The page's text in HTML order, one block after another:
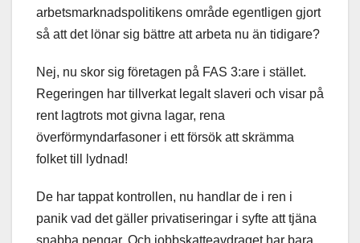
arbetsmarknadspolitikens område egentligen gjort
så att det lönar sig bättre att arbeta nu än tidigare?
Nej, nu skor sig företagen på FAS 3:are i stället.
Regeringen har tillverkat legalt slaveri och visar på
rent lagtrots mot givna lagar, rena
överförmyndarfasoner i ett försök att skrämma
folket till lydnad!
De har tappat kontrollen, nu handlar de i ren i
panik vad det gäller privatiseringar i syfte att tjäna